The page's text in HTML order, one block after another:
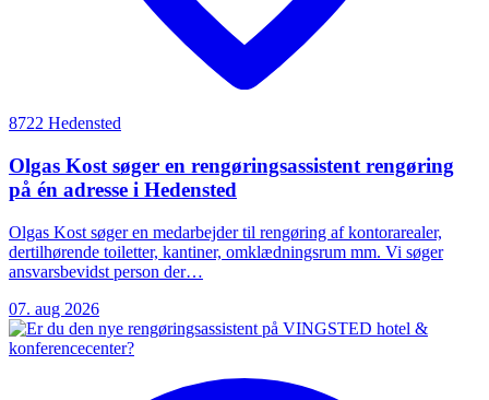
8722 Hedensted
Olgas Kost søger en rengøringsassistent rengøring
på én adresse i Hedensted
Olgas Kost søger en medarbejder til rengøring af kontorarealer,
dertilhørende toiletter, kantiner, omklædningsrum mm. Vi søger
ansvarsbevidst person der…
07. aug 2026